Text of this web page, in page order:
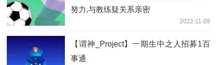
努力,与教练疑关系亲密
2022-11-09
【谓神_Project】一期生中之人招募1百
事通